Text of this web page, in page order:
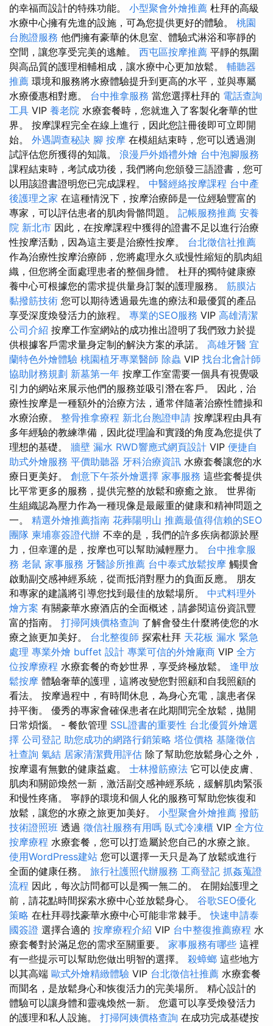
的幸福而設計的特殊功能。 小型聚會外燴推薦 杜拜的高級
水療中心擁有先進的設施，可為您提供更好的體驗。 桃園
台胞證服務 他們擁有豪華的休息室、體驗式淋浴和寧靜的
空間，讓您享受完美的逃離。 西屯區按摩推薦 平靜的氛圍
與高品質的護理相輔相成，讓水療中心更加放鬆。 輔聽器
推薦 環境和服務將水療體驗提升到更高的水平，並與專屬
水療優惠相對應。 台中推拿服務 當您選擇杜拜的 電話查詢
工具 VIP 養老院 水療套餐時，您就進入了客製化奢華的世
界。 按摩課程完全在線上進行，因此您註冊後即可立即開
始。 外遇調查秘訣 腳 按摩 在模組結束時，您可以透過測
試評估您所獲得的知識。 浪漫戶外婚禮外燴 台中泡腳服務
課程結束時，考試成功後，我們將向您頒發三語證書，您可
以用該證書證明您已完成課程。 中醫經絡按摩課程 台中產
後護理之家 在這種情況下，按摩治療師是一位經驗豐富的
專家，可以評估患者的肌肉骨骼問題。 記帳服務推薦 安養
院 新北市 因此，在按摩課程中獲得的證書不足以進行治療
性按摩活動，因為這主要是治療性按摩。 台北徵信社推薦
作為治療性按摩治療師，您將處理永久或慢性縮短的肌肉組
織，但您將全面處理患者的整個身體。 杜拜的獨特健康療
養中心可根據您的需求提供量身訂製的護理服務。 筋膜沾
黏撥筋技術 您可以期待透過最先進的療法和最優質的產品
享受深度煥發活力的旅程。 專業的SEO服務 VIP 高雄清潔
公司介紹 按摩工作室網站的成功推出證明了我們致力於提
供根據客戶需求量身定制的解決方案的承諾。 高雄牙醫 宜
蘭特色外燴體驗 桃園植牙專業醫師 除蟲 VIP 找台北會計師
協助財務規劃 新墓第一年 按摩工作室需要一個具有視覺吸
引力的網站來展示他們的服務並吸引潛在客戶。 因此，治
療性按摩是一種額外的治療方法，通常伴隨著治療性體操和
水療治療。 整骨推拿療程 新北台胞證申請 按摩課程由具有
多年經驗的教練準備，因此從理論和實踐的角度為您提供了
理想的基礎。 牆壁 漏水 RWD響應式網頁設計 VIP 便捷自
助式外燴服務 平價助聽器 牙科治療資訊 水療套餐讓您的水
療日更美好。 創意下午茶外燴選擇 家事服務 這些套餐提供
比平常更多的服務，提供完整的放鬆和療癒之旅。 世界衛
生組織認為壓力作為一種現像是最嚴重的健康和精神問題之
一。 精選外燴推薦指南 花葬陽明山 推薦最值得信賴的SEO
團隊 柬埔寨簽證代辦 不幸的是，我們的許多疾病都源於壓
力，但幸運的是，按摩也可以幫助減輕壓力。 台中推拿服
務 老鼠 家事服務 牙醫診所推薦 台中泰式放鬆按摩 觸摸會
啟動副交感神經系統，從而抵消對壓力的負面反應。 朋友
和專家的建議將引導您找到最佳的放鬆場所。 中式料理外
燴方案 有關豪華水療酒店的全面概述，請參閱這份資訊豐
富的指南。 打掃阿姨價格查詢 了解會發生什麼將使您的水
療之旅更加美好。 台北整復師 探索杜拜 天花板 漏水 緊急
處理 專業外燴 buffet 設計 專業可信的外燴廠商 VIP 全方
位按摩療程 水療套餐的奇妙世界，享受終極放鬆。 逢甲放
鬆按摩 體驗奢華的護理，這將改變您對照顧和自我照顧的
看法。 按摩過程中，有時間休息，為身心充電，讓患者保
持平衡。 優秀的專家會確保患者在此期間完全放鬆，拋開
日常煩惱。 - 餐飲管理 SSL證書的重要性 台北優質外燴選
擇 公司登記 助您成功的網路行銷策略 塔位價格 基隆徵信
社查詢 氣結 居家清潔費用評估 除了幫助您放鬆身心之外，
按摩還有無數的健康益處。 士林撥筋療法 它可以使皮膚、
肌肉和關節煥然一新，激活副交感神經系統，緩解肌肉緊張
和慢性疼痛。 寧靜的環境和個人化的服務可幫助您恢復和
放鬆，讓您的水療之旅更加美好。 小型聚會外燴推薦 撥筋
技術證照班 透過 徵信社服務有用嗎 臥式冷凍櫃 VIP 全方位
按摩療程 水療套餐，您可以打造屬於您自己的水療之旅。
使用WordPress建站 您可以選擇一天只是為了放鬆或進行
全面的健康任務。 旅行社護照代辦服務 工商登記 抓姦蒐證
流程 因此，每次訪問都可以是獨一無二的。 在開始護理之
前，請花點時間探索水療中心並放鬆身心。 谷歌SEO優化
策略 在杜拜尋找豪華水療中心可能非常棘手。快速申請泰
國簽證 選擇合適的 按摩療程介紹 VIP 台中整復推薦療程 水
療套餐對於滿足您的需求至關重要。 家事服務有哪些 這裡
有一些提示可以幫助您做出明智的選擇。 殺蟑螂 這些地方
以其高端 歐式外燴精緻體驗 VIP 台北徵信社推薦 水療套餐
而聞名，是放鬆身心和恢復活力的完美場所。 精心設計的
體驗可以讓身體和靈魂煥然一新。 您還可以享受煥發活力
的護理和私人設施。 打掃阿姨價格查詢 在成功完成基礎按